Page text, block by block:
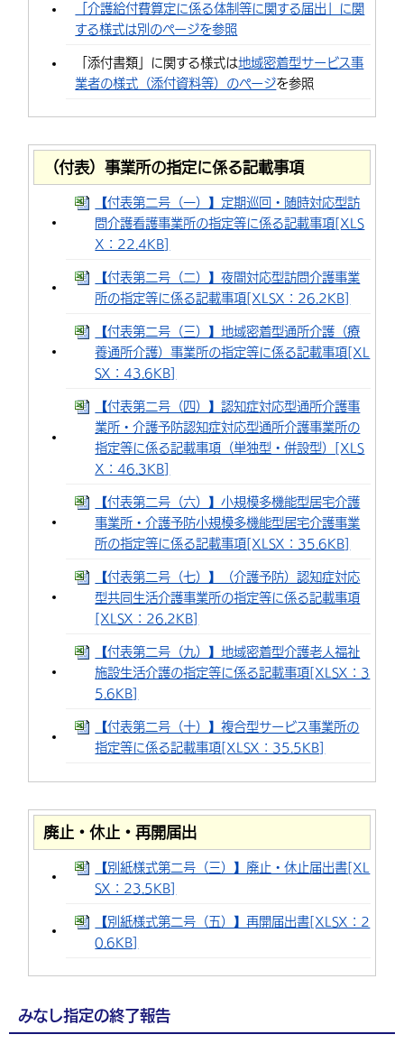
「介護給付費算定に係る体制等に関する届出」に関
する様式は別のページを参照
「添付書類」に関する様式は地域密着型サービス事
業者の様式（添付資料等）のページを参照
（付表）事業所の指定に係る記載事項
【付表第二号（一）】定期巡回・随時対応型訪
問介護看護事業所の指定等に係る記載事項[XLS
X：22.4KB]
【付表第二号（二）】夜間対応型訪問介護事業
所の指定等に係る記載事項[XLSX：26.2KB]
【付表第二号（三）】地域密着型通所介護（療
養通所介護）事業所の指定等に係る記載事項[XL
SX：43.6KB]
【付表第二号（四）】認知症対応型通所介護事
業所・介護予防認知症対応型通所介護事業所の
指定等に係る記載事項（単独型・併設型）[XLS
X：46.3KB]
【付表第二号（六）】小規模多機能型居宅介護
事業所・介護予防小規模多機能型居宅介護事業
所の指定等に係る記載事項[XLSX：35.6KB]
【付表第二号（七）】（介護予防）認知症対応
型共同生活介護事業所の指定等に係る記載事項
[XLSX：26.2KB]
【付表第二号（九）】地域密着型介護老人福祉
施設生活介護の指定等に係る記載事項[XLSX：3
5.6KB]
【付表第二号（十）】複合型サービス事業所の
指定等に係る記載事項[XLSX：35.5KB]
廃止・休止・再開届出
【別紙様式第二号（三）】廃止・休止届出書[XL
SX：23.5KB]
【別紙様式第二号（五）】再開届出書[XLSX：2
0.6KB]
みなし指定の終了報告